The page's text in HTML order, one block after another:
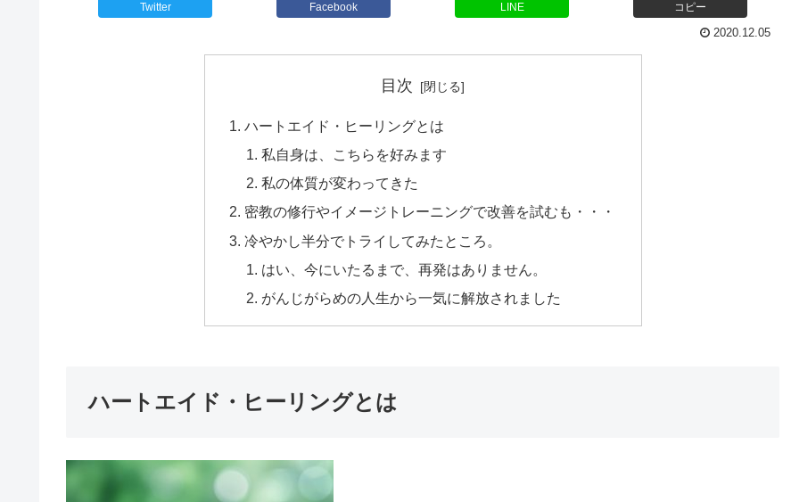
Twitter Facebook LINE コピー
2020.12.05
目次
ハートエイド・ヒーリングとは
私自身は、こちらを好みます
私の体質が変わってきた
密教の修行やイメージトレーニングで改善を試むも・・・
冷やかし半分でトライしてみたところ。
はい、今にいたるまで、再発はありません。
がんじがらめの人生から一気に解放されました
ハートエイド・ヒーリングとは